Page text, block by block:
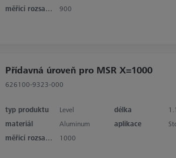
měřicí rozsah v ose X
900
Přídavná úroveň pro MSR X=1000
626100-9323-000
typ produktu Level délka
materiál
Aluminum aplikace
měřicí rozsah v ose X
1000